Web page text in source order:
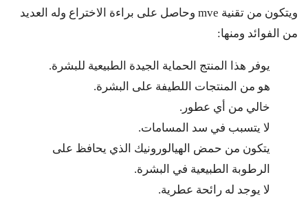
ويتكون من تقنية mve وحاصل على براءة الاختراع وله العديد
من الفوائد ومنها:
يوفر هذا المنتج الحماية الجيدة الطبيعية للبشرة.
هو من المنتجات اللطيفة على البشرة.
خالي من أي عطور.
لا يتسبب في سد المسامات.
يتكون من حمض الهيالورونيك الذي يحافظ على
الرطوبة الطبيعية في البشرة.
لا يوجد له رائحة عطرية.